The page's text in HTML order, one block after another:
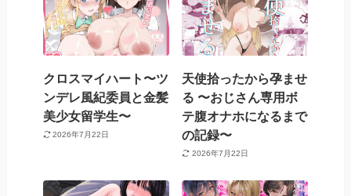
クロスマイハート〜ツ
ンデレ風紀委員と金髪
美少女留学生〜
2026年7月22日
天使拾ったから孕ませ
る 〜おじさん専用ボ
テ腹オナホになるまで
の記録〜
2026年7月22日